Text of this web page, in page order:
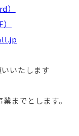
）
いたします
までとします。